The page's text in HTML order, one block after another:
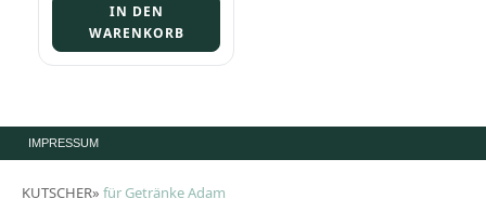
Menge
IN DEN
WARENKORB
IMPRESSUM
KUTSCHER» für Getränke Adam